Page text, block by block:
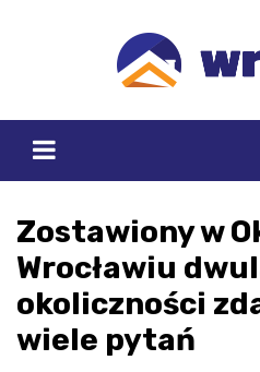
Zostawiony w
Wrocławiu
okoliczności
wiele pytań